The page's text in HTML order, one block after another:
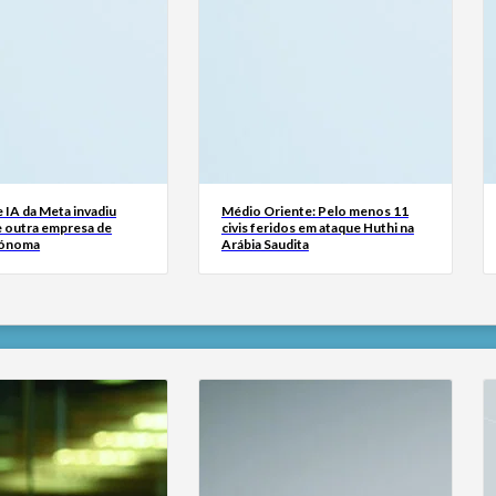
IA da Meta invadiu
outra empresa de
Médio Oriente: Pelo menos 11
civis feridos em ataque Huthi na
Arábia Saudita